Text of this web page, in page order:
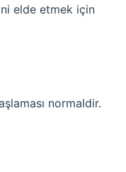
elde etmek için
normaldir.